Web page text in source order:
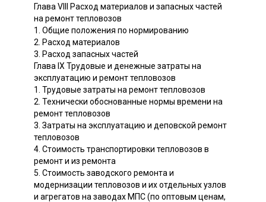
Глава VIII Расход материалов и запасных частей
на ремонт тепловозов
1. Общие положения по нормированию
2. Расход материалов
3. Расход запасных частей
Глава IX Трудовые и денежные затраты на
эксплуатацию и ремонт тепловозов
1. Трудовые затраты на ремонт тепловозов
2. Технически обоснованные нормы времени на
ремонт тепловозов
3. Затраты на эксплуатацию и деповской ремонт
тепловозов
4. Стоимость транспортировки тепловозов в
ремонт и из ремонта
5. Стоимость заводского ремонта и
модернизации тепловозов и их отдельных узлов
и агрегатов на заводах МПС (по оптовым ценам,